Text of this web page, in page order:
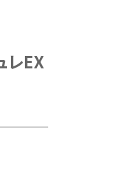
レEX